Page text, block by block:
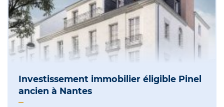
Investissement immobilier éligible Pinel
ancien à Nantes